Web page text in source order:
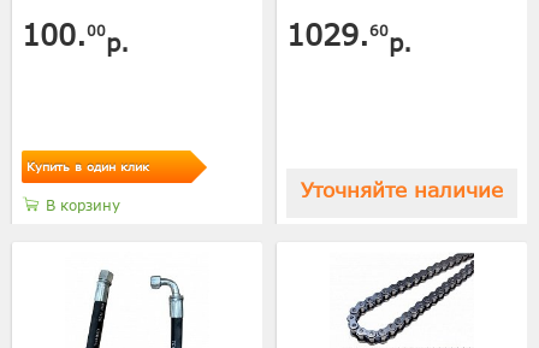
100.00р.
Купить в один клик
В корзину
1029.60р.
Уточняйте наличие